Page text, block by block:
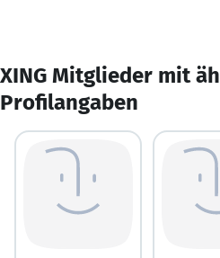
XING Mitglieder mit
Profilangaben